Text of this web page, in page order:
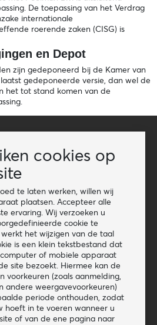
cookies op
te laten werken, willen wij
plaatsen. Accepteer alle
ervaring. Wij verzoeken u
cookie te
het wijzigen van de taal
is een klein tekstbestand dat
of mobiele apparaat
site bezoekt. Hiermee kan de
voorkeuren (zoals aanmelding,
andere weergavevoorkeuren)
periode onthouden, zodat
hoeft in te voeren wanneer u
of van de ene pagina naar
De toepassing van het Verdrag
internationale
roerende zaken (CISG) is
en Depot
zijn gedeponeerd bij de Kamer van
gedeponeerde versie, dan wel de
het tot stand komen van de